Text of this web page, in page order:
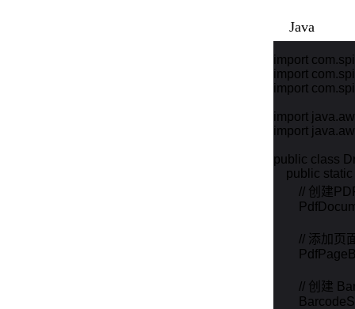
Java
import
import
import
import
import
public class
public
// 创建
// 添加页
// 创